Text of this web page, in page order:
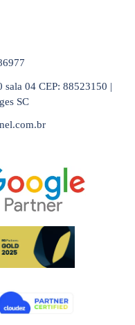
sala 04 CEP: 88523150 |
SC